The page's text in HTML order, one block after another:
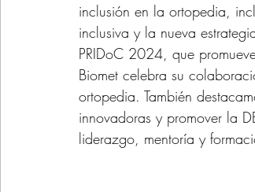
inclusión en la ortopedia,
inclusiva y la nueva
PRIDoC 2024, que
Biomet celebra su
ortopedia. También
innovadoras y promover la
liderazgo, mentoría y